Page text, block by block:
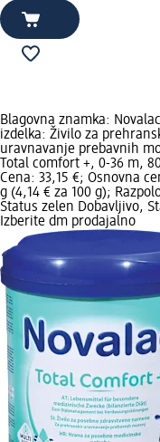
Blagovna znamka:
izdelka: Živilo za
uravnavanje prebavnih
Total comfort +, 0-36 m,
Cena: 33,15 €; Osnovna
g (4,14 € za 100 g);
Status zelen Dobavljivo,
Izberite dm prodajalno